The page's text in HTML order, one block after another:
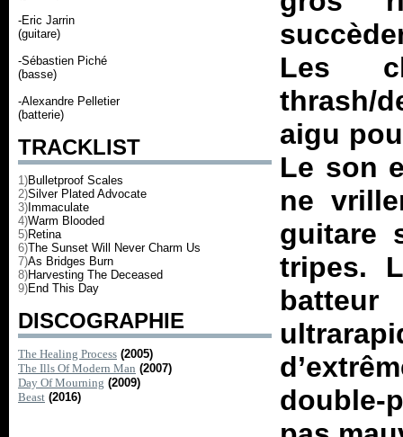
-Eric Jarrin
(guitare)
-Sébastien Piché
(basse)
-Alexandre Pelletier
(batterie)
TRACKLIST
1)Bulletproof Scales
2)Silver Plated Advocate
3) Immaculate
4)Warm Blooded
5)Retina
6)The Sunset Will Never Charm Us
7)As Bridges Burn
8)Harvesting The Deceased
9)End This Day
DISCOGRAPHIE
The Healing Process (2005)
The Ills Of Modern Man (2007)
Day Of Mourning (2009)
Beast (2016)
Les
thrash/
aigu
Le son
ne
guitare
tripes.
double-